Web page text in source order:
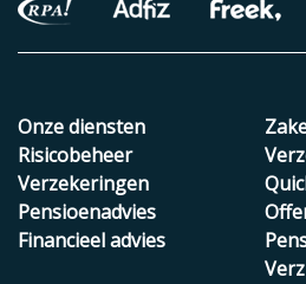
Onze diensten
Risicobeheer
Verzekeringen
Pensioenadvies
Financieel advies